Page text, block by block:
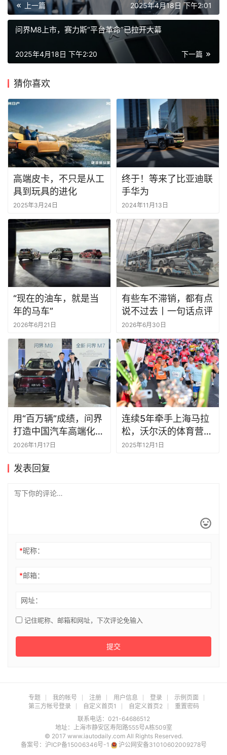
上一篇 2025年4月18日 下午2:01
问界M8上市，赛力斯“平台革命”已拉开大幕
下一篇
2025年4月18日 下午2:20
猜你喜欢
高端皮卡，不只是从工
具到玩具的进化
2025年3月24日
终于！等来了比亚迪联
手华为
2024年11月13日
“现在的油车，就是当
年的马车”
2026年6月21日
有些车不滞销，都有点
说不过去丨一句话点评
2026年6月30日
用“百万辆”成绩，问界
打造中国汽车高端化范
式
2026年1月17日
连续5年牵手上海马拉
松，沃尔沃的体育营销
赢在长期主义
2025年12月1日
发表回复
*昵称：
*邮箱：
网址：
记住昵称、邮箱和网址，下次评论免输入
提交
专题 我的帐号 注册 用户信息 登录
示例页面
第三方帐号登录
自定义首页1 自定义首页2
重置密码
联系电话：021-64686512
地址：上海市静安区寿阳路555号A栋509室
© 2017 www.iautodaily.com All Rights Reserved.
备案号： 沪ICP备15006346号-1 沪公网安备31010602009278号